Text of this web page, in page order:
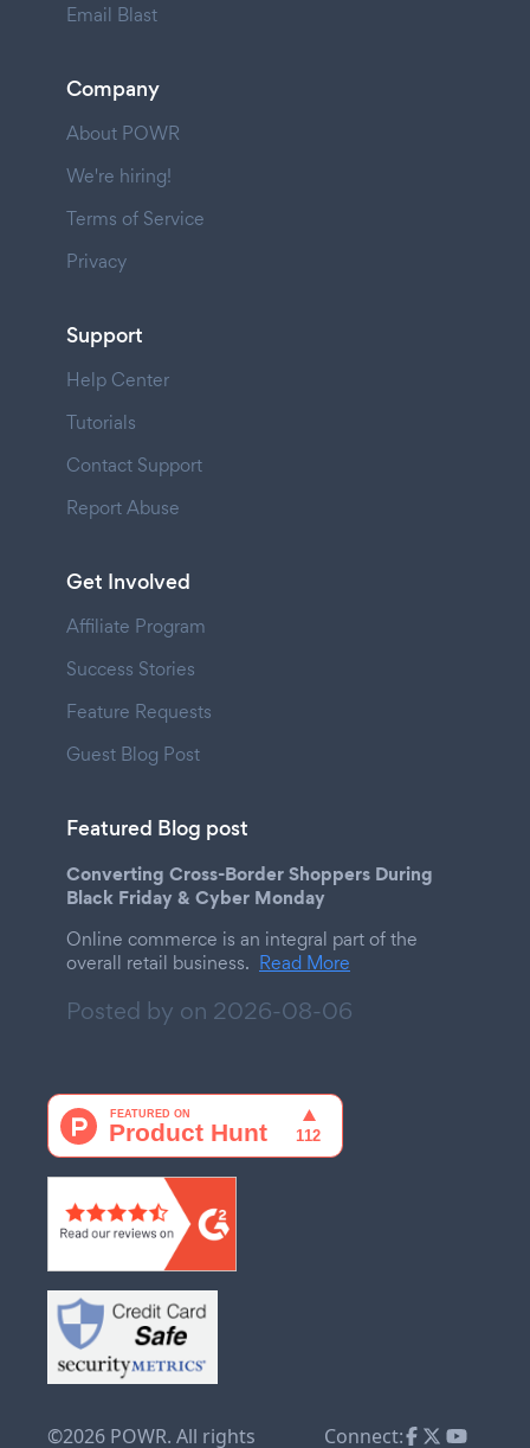
Email Blast
Company
About POWR
We're hiring!
Terms of Service
Privacy
Support
Help Center
Tutorials
Contact Support
Report Abuse
Get Involved
Affiliate Program
Success Stories
Feature Requests
Guest Blog Post
Featured Blog post
Converting Cross-Border Shoppers During
Black Friday & Cyber Monday
Online commerce is an integral part of the
overall retail business. Read More
Posted by on 2026-08-06
©2026 POWR. All rights Connect: